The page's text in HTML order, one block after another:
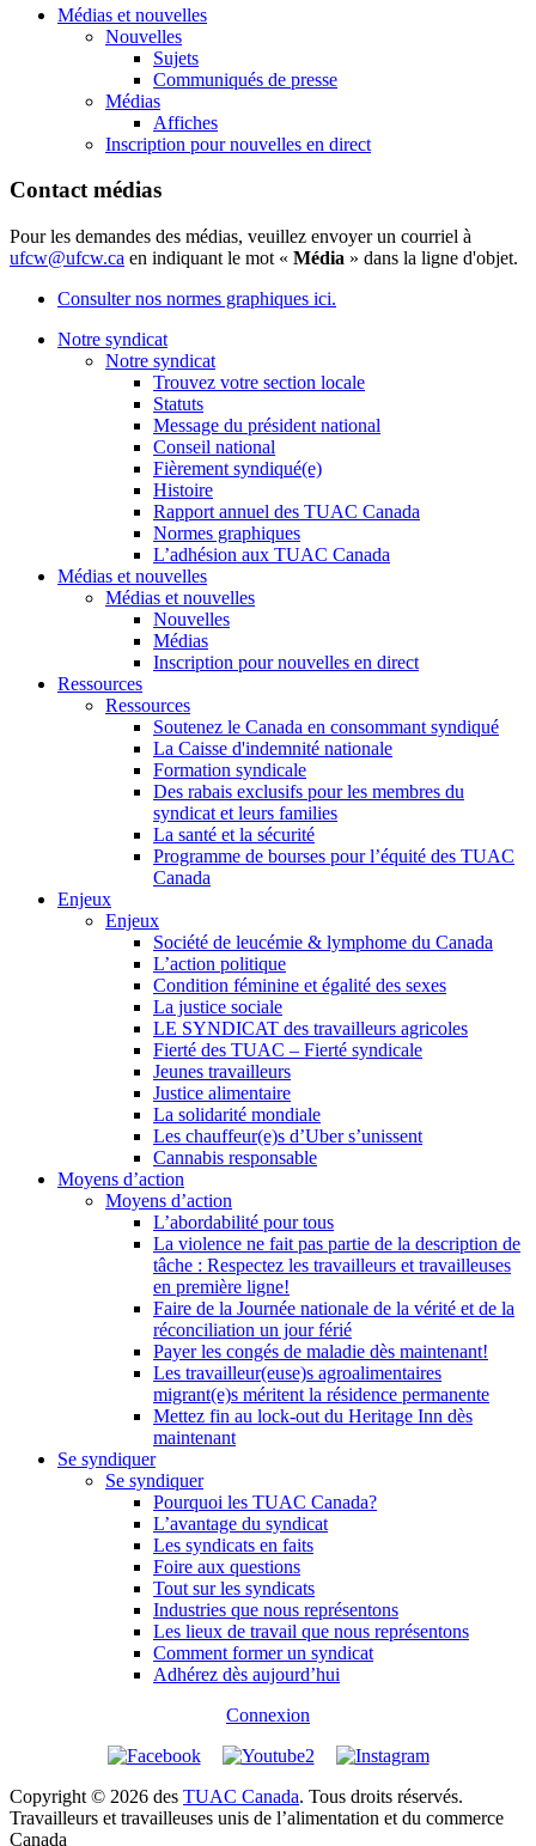
Médias et nouvelles
Nouvelles
Sujets
Communiqués de presse
Médias
Affiches
Inscription pour nouvelles en direct
Contact médias
Pour les demandes des médias, veuillez envoyer un courriel à
ufcw@ufcw.ca en indiquant le mot « Média » dans la ligne d'objet.
Consulter nos normes graphiques ici.
Notre syndicat
Notre syndicat
Trouvez votre section locale
Statuts
Message du président national
Conseil national
Fièrement syndiqué(e)
Histoire
Rapport annuel des TUAC Canada
Normes graphiques
L’adhésion aux TUAC Canada
Médias et nouvelles
Médias et nouvelles
Nouvelles
Médias
Inscription pour nouvelles en direct
Ressources
Ressources
Soutenez le Canada en consommant syndiqué
La Caisse d'indemnité nationale
Formation syndicale
Des rabais exclusifs pour les membres du
syndicat et leurs families
La santé et la sécurité
Programme de bourses pour l’équité des TUAC
Canada
Enjeux
Enjeux
Société de leucémie & lymphome du Canada
L’action politique
Condition féminine et égalité des sexes
La justice sociale
LE SYNDICAT des travailleurs agricoles
Fierté des TUAC – Fierté syndicale
Jeunes travailleurs
Justice alimentaire
La solidarité mondiale
Les chauffeur(e)s d’Uber s’unissent
Cannabis responsable
Moyens d’action
Moyens d’action
L’abordabilité pour tous
La violence ne fait pas partie de la description de
tâche : Respectez les travailleurs et travailleuses
en première ligne!
Faire de la Journée nationale de la vérité et de la
réconciliation un jour férié
Payer les congés de maladie dès maintenant!
Les travailleur(euse)s agroalimentaires
migrant(e)s méritent la résidence permanente
Mettez fin au lock-out du Heritage Inn dès
maintenant
Se syndiquer
Se syndiquer
Pourquoi les TUAC Canada?
L’avantage du syndicat
Les syndicats en faits
Foire aux questions
Tout sur les syndicats
Industries que nous représentons
Les lieux de travail que nous représentons
Comment former un syndicat
Adhérez dès aujourd’hui
Connexion
Copyright © 2026 des TUAC Canada. Tous droits réservés.
Travailleurs et travailleuses unis de l’alimentation et du commerce
Canada